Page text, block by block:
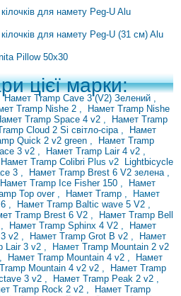
для намету Peg-U Alu
для намету Peg-U (31 см) Alu
Pillow 50x30
цієї марки:
Намет Tramp Cave 3 (V2) Зелений ,
Tramp Nishe 2 ,
Намет Tramp Nishe
Tramp Space 4 v2 ,
Намет Tramp
Cloud 2 Si світло-сіра ,
Намет
Quick 2 v2 green ,
Намет Tramp
3 v2 , Намет Tramp Lair 4 v2 ,
Намет Tramp Colibri Plus v2
Lightbicycle
3 , Намет Tramp Brest 6 V2 зелена ,
Намет Tramp Ice Fisher 150 ,
Намет
Top over , Намет Tramp ,
Намет
, Намет Tramp Baltic wave 5 V2 ,
Tramp Brest 6 V2 ,
Намет Tramp Bell
, Намет Tramp Sphinx 4 V2 ,
Намет
v2 , Намет Tramp Grot B v2 ,
Намет
Lair 3 v2 , Намет Tramp Mountain 2 v2
, Намет Tramp Mountain 4 v2 ,
Намет
Mountain 4 v2 v2 ,
Намет Tramp
3 v2 , Намет Tramp Peak 2 v2 ,
Tramp Rock 2 v2 ,
Намет Tramp